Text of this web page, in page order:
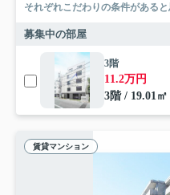
それぞれこだわりの条件がある
募集中の部屋
3階
11.2万円
3階 / 19.01
賃貸マンション